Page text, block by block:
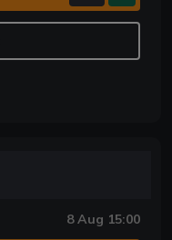
8 Aug 15:00